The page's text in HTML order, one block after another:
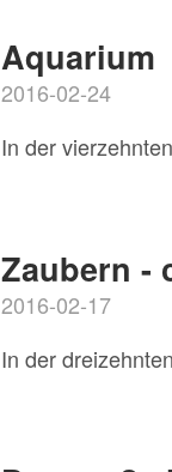
Aquarium
2016-02-24
In der
Zaubern -
2016-02-17
In der